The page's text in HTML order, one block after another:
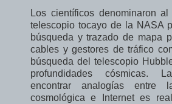
Los científicos denominaron
telescopio tocayo de la NASA
búsqueda y trazado de mapa
cables y gestores de tráfico
búsqueda del telescopio
profundidades cósmicas.
encontrar analogías entre
cosmológica e Internet es